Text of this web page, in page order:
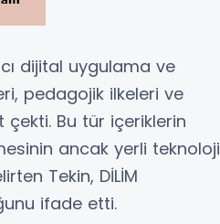
dijital uygulama ve
pedagojik ilkeleri ve
Bu tür içeriklerin
ancak yerli teknoloji
Tekin, DİLİM
ifade etti.